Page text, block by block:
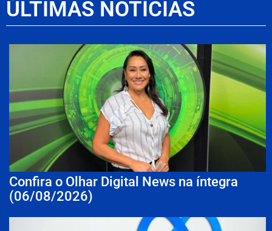
ÚLTIMAS NOTÍCIAS
Confira o Olhar Digital News na íntegra
(06/08/2026)